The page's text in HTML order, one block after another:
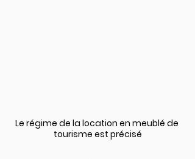
Le régime de la location en meublé de
tourisme est précisé